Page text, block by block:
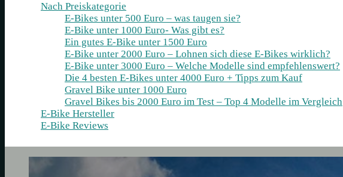
Nach Preiskategorie
E-Bikes unter 500 Euro – was taugen sie?
E-Bike unter 1000 Euro- Was gibt es?
Ein gutes E-Bike unter 1500 Euro
E-Bike unter 2000 Euro – Lohnen sich diese E-Bikes wirklich?
E-Bike unter 3000 Euro – Welche Modelle sind empfehlenswert?
Die 4 besten E‑Bikes unter 4000 Euro + Tipps zum Kauf
Gravel Bike unter 1000 Euro
Gravel Bikes bis 2000 Euro im Test – Top 4 Modelle im Vergleich
E-Bike Hersteller
E-Bike Reviews